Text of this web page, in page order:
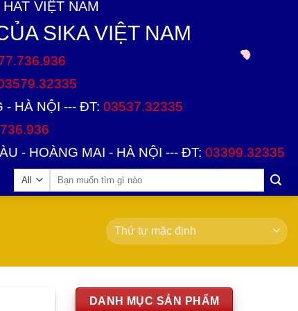
VIỆT NAM
SIKA VIỆT NAM
- HÀ NỘI --- ĐT: 03537.32335
- HOÀNG MAI - HÀ NỘI --- ĐT: 03399.32335
DANH MỤC SẢN PHẨM